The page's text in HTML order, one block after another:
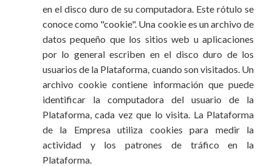
en el disco duro de su computadora. Este rótulo se
conoce como "cookie". Una cookie es un archivo de
datos pequeño que los sitios web u aplicaciones
por lo general escriben en el disco duro de los
usuarios de la Plataforma, cuando son visitados. Un
archivo cookie contiene información que puede
identificar la computadora del usuario de la
Plataforma, cada vez que lo visita. La Plataforma
de la Empresa utiliza cookies para medir la
actividad y los patrones de tráfico en la
Plataforma.